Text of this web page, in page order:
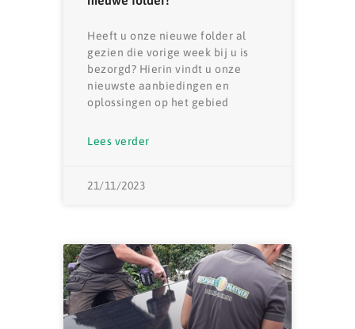
Heeft u onze nieuwe folder al
gezien die vorige week bij u is
bezorgd? Hierin vindt u onze
nieuwste aanbiedingen en
oplossingen op het gebied
Lees verder
21/11/2023